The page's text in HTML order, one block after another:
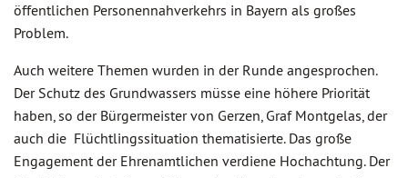
öffentlichen Personennahverkehrs in Bayern als großes
Problem.
Auch weitere Themen wurden in der Runde angesprochen.
Der Schutz des Grundwassers müsse eine höhere Priorität
haben, so der Bürgermeister von Gerzen, Graf Montgelas, der
auch die Flüchtlingssituation thematisierte. Das große
Engagement der Ehrenamtlichen verdiene Hochachtung. Der